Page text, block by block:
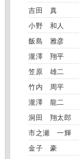
吉田 真
小野 和人
飯島 雅彦
瀧澤 翔平
笠原 雄二
竹内 周平
瀧澤 龍二
洞田 翔太郎
市之瀬 一輝
金子 豪